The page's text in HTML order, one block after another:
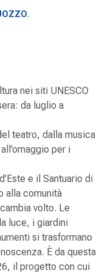
.
nei siti UNESCO
da luglio a
teatro, dalla musica
per i
e il Santuario di
alla comunità
volto. Le
luce, i giardini
si trasformano
È da questa
il progetto con cui